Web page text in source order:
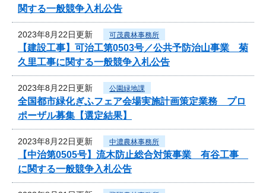
関する一般競争入札公告
2023年8月22日更新 可茂農林事務所
【建設工事】可治工第0503号／公共予防治山事業 菊
久里工事に関する一般競争入札公告
2023年8月22日更新 公園緑地課
全国都市緑化ぎふフェア会場実施計画策定業務 プロ
ポーザル募集【選定結果】
2023年8月22日更新 中濃農林事務所
【中治第0505号】流木防止総合対策事業 有谷工事
に関する一般競争入札公告